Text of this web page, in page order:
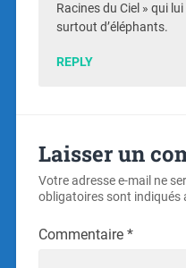
Racines du Ciel » qui
surtout d’éléphants.
REPLY
Laisser un
Votre adresse e-mail ne
obligatoires sont indiqués
Commentaire *